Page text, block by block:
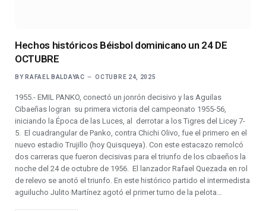
Hechos históricos Béisbol dominicano un 24 DE
OCTUBRE
BY RAFAEL BALDAYAC OCTUBRE 24, 2025
1955.- EMIL PANKO, conectó un jonrón decisivo y las Aguilas
Cibaeñas logran su primera victoria del campeonato 1955-56,
iniciando la Época de las Luces, al derrotar a los Tigres del Licey 7-
5. El cuadrangular de Panko, contra Chichi Olivo, fue el primero en el
nuevo estadio Trujillo (hoy Quisqueya). Con este estacazo remolcó
dos carreras que fueron decisivas para el triunfo de los cibaeños la
noche del 24 de octubre de 1956. El lanzador Rafael Quezada en rol
de relevo se anotó el triunfo. En este histórico partido el intermedista
aguilucho Julito Martínez agotó el primer turno de la pelota…